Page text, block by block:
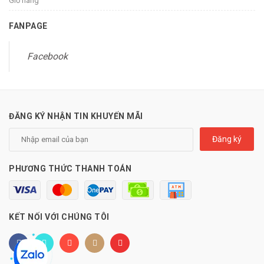
FANPAGE
Facebook
ĐĂNG KÝ NHẬN TIN KHUYẾN MÃI
Đăng ký
PHƯƠNG THỨC THANH TOÁN
KẾT NỐI VỚI CHÚNG TÔI